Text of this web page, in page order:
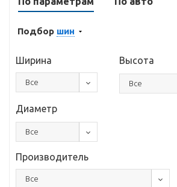
Подбор шин
Ширина
Все
Высота
Все
Диаметр
Все
Производитель
Все